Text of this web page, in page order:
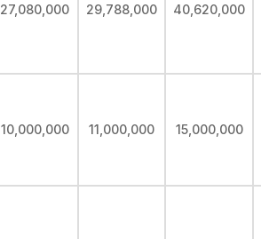
27,080,000 29,788,000 40,620,000
10,000,000 11,000,000 15,000,000